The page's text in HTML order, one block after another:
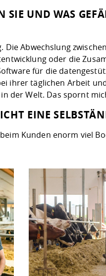
SIE UND WAS
Abwechslung
oder die
für die
ihrer täglichen Arbeit
der Welt. Das spornt
EINE
Kunden enorm viel